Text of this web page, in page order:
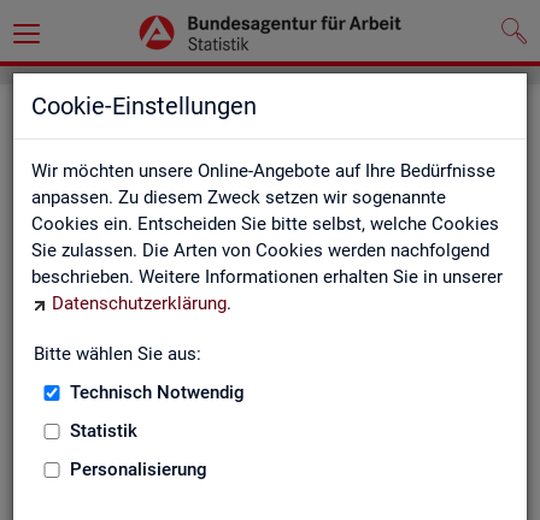
Cookie-Einstellungen
Wir möchten unsere Online-Angebote auf Ihre Bedürfnisse
anpassen. Zu diesem Zweck setzen wir sogenannte
Cookies ein. Entscheiden Sie bitte selbst, welche Cookies
Sie zulassen. Die Arten von Cookies werden nachfolgend
beschrieben. Weitere Informationen erhalten Sie in unserer
Datenschutzerklärung.
Bitte wählen Sie aus:
Technisch Notwendig
Statistik
Personalisierung
Seite emp­feh­len
Fel­der mit einem * sind Pflicht­fel­der und müs­sen aus­ge­füllt
wer­den
Ihre An­ga­ben
Empfänger*